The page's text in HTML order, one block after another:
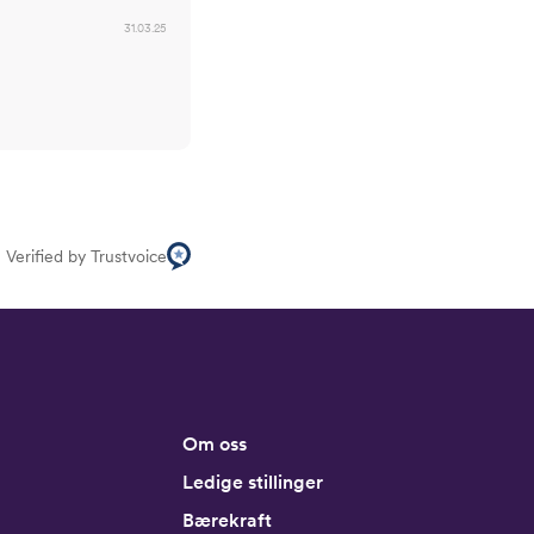
31.03.25
Verified by Trustvoice
Om oss
Ledige stillinger
Bærekraft